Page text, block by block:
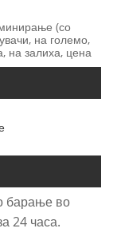
(со
на големо,
на залиха, цена
барање во
24 часа.